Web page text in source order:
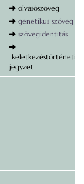
olvasószöveg
genetikus szöveg
szövegidentitás
keletkezéstörténeti
jegyzet